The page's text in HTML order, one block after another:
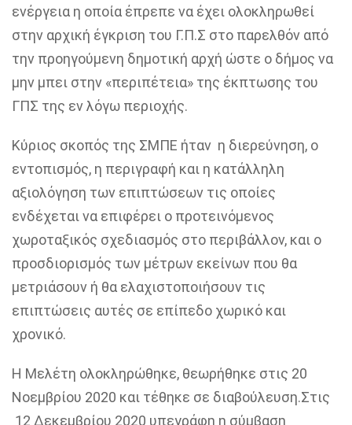
ενέργεια η οποία έπρεπε να έχει ολοκληρωθεί
στην αρχική έγκριση του Γ.Π.Σ στο παρελθόν από
την προηγούμενη δημοτική αρχή ώστε ο δήμος να
μην μπει στην «περιπέτεια» της έκπτωσης του
ΓΠΣ της εν λόγω περιοχής.
Κύριος σκοπός της ΣΜΠΕ ήταν η διερεύνηση, ο
εντοπισμός, η περιγραφή και η κατάλληλη
αξιολόγηση των επιπτώσεων τις οποίες
ενδέχεται να επιφέρει ο προτεινόμενος
χωροταξικός σχεδιασμός στο περιβάλλον, και ο
προσδιορισμός των μέτρων εκείνων που θα
μετριάσουν ή θα ελαχιστοποιήσουν τις
επιπτώσεις αυτές σε επίπεδο χωρικό και
χρονικό.
Η Μελέτη ολοκληρώθηκε, θεωρήθηκε στις 20
Νοεμβρίου 2020 και τέθηκε σε διαβούλευση.Στις
12 Δεκεμβρίου 2020 υπεγράφη η σύμβαση